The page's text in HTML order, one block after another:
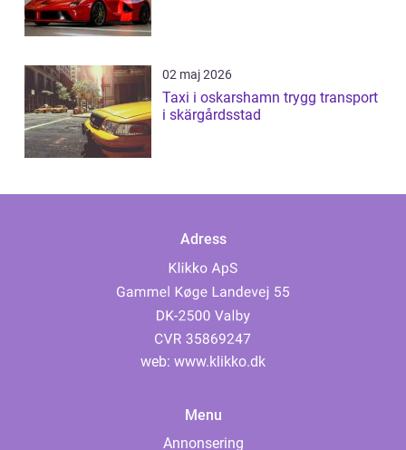
02 maj 2026
Taxi i oskarshamn trygg transport
i skärgårdsstad
Adress
web: www.klikko.dk
Menu
Annonsering